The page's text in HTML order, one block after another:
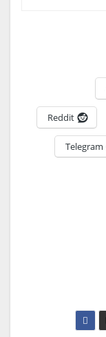
Reddit
Telegram